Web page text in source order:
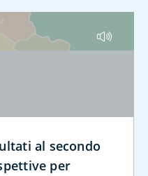
al secondo
per